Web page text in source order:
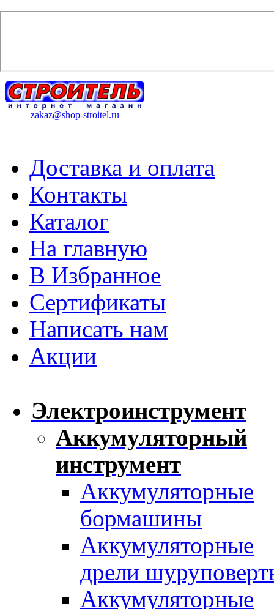
zakaz@shop-stroitel.ru
Доставка и оплата
Контакты
Каталог
На главную
В Избранное
Сертификаты
Написать нам
Акции
Электроинструмент
Аккумуляторный
инструмент
Аккумуляторные
бормашины
Аккумуляторные
дрели
Аккумуляторные